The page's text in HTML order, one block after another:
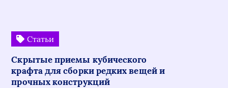
Статьи
Скрытые приемы кубического
крафта для сборки редких вещей и
прочных конструкций